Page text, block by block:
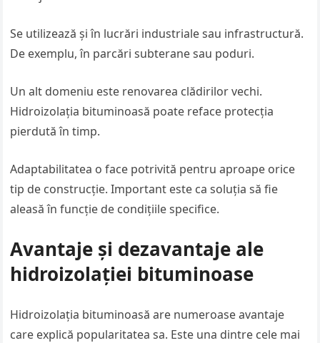
Se utilizează și în lucrări industriale sau infrastructură.
De exemplu, în parcări subterane sau poduri.
Un alt domeniu este renovarea clădirilor vechi.
Hidroizolația bituminoasă poate reface protecția
pierdută în timp.
Adaptabilitatea o face potrivită pentru aproape orice
tip de construcție. Important este ca soluția să fie
aleasă în funcție de condițiile specifice.
Avantaje și dezavantaje ale
hidroizolației bituminoase
Hidroizolația bituminoasă are numeroase avantaje
care explică popularitatea sa. Este una dintre cele mai